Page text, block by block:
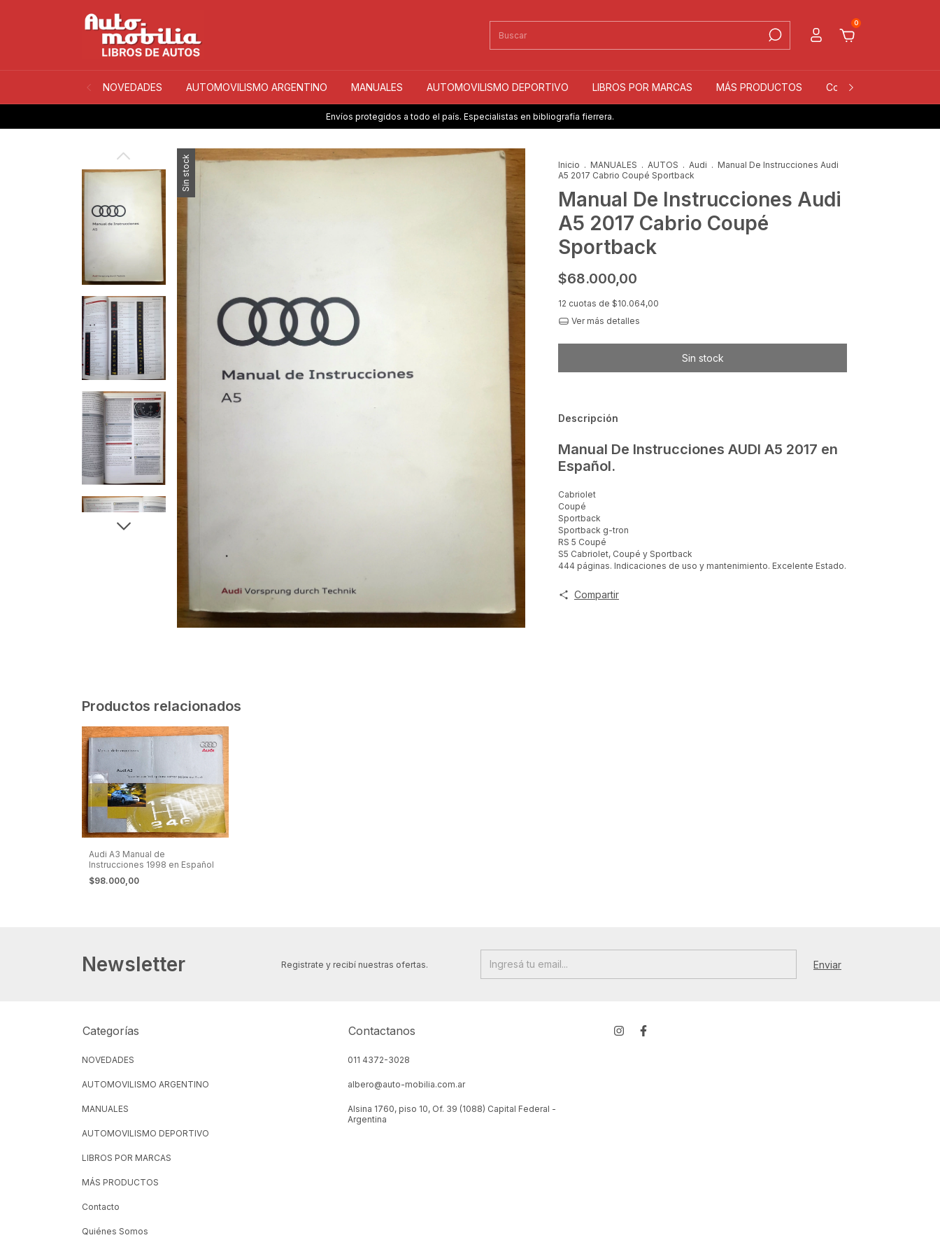
0
NOVEDADES AUTOMOVILISMO ARGENTINO MANUALES AUTOMOVILISMO DEPORTIVO LIBROS POR MARCAS MÁS PRODUCTOS Contacto
Envíos protegidos a todo el país. Especialistas en bibliografía fierrera.
Sin stock Inicio . MANUALES . AUTOS . Audi . Manual De Instrucciones Audi
A5 2017 Cabrio Coupé Sportback
Manual De Instrucciones Audi
A5 2017 Cabrio Coupé
Sportback
$68.000,00
12 cuotas de $10.064,00
Ver más detalles
Descripción
Manual De Instrucciones AUDI A5 2017 en
Español.
Cabriolet
Coupé
Sportback
Sportback g-tron
RS 5 Coupé
S5 Cabriolet, Coupé y Sportback
444 páginas. Indicaciones de uso y mantenimiento. Excelente Estado.
Compartir
Productos relacionados
Audi A3 Manual de
Instrucciones 1998 en Español
$98.000,00
Newsletter Registrate y recibí nuestras ofertas.
Categorías
NOVEDADES
AUTOMOVILISMO ARGENTINO
MANUALES
AUTOMOVILISMO DEPORTIVO
LIBROS POR MARCAS
MÁS PRODUCTOS
Contacto
Quiénes Somos
Contactanos
011 4372-3028
albero@auto-mobilia.com.ar
Alsina 1760, piso 10, Of. 39 (1088) Capital Federal -
Argentina